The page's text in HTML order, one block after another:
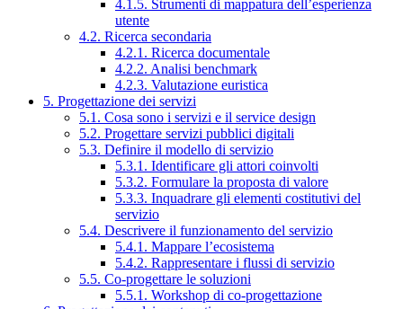
4.1.5. Strumenti di mappatura dell’esperienza
utente
4.2. Ricerca secondaria
4.2.1. Ricerca documentale
4.2.2. Analisi benchmark
4.2.3. Valutazione euristica
5. Progettazione dei servizi
5.1. Cosa sono i servizi e il service design
5.2. Progettare servizi pubblici digitali
5.3. Definire il modello di servizio
5.3.1. Identificare gli attori coinvolti
5.3.2. Formulare la proposta di valore
5.3.3. Inquadrare gli elementi costitutivi del
servizio
5.4. Descrivere il funzionamento del servizio
5.4.1. Mappare l’ecosistema
5.4.2. Rappresentare i flussi di servizio
5.5. Co-progettare le soluzioni
5.5.1. Workshop di co-progettazione